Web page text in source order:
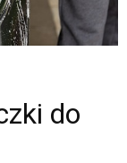
do